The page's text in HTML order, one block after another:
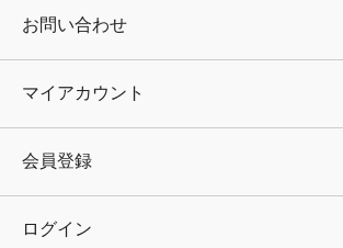
お問い合わせ
マイアカウント
会員登録
ログイン